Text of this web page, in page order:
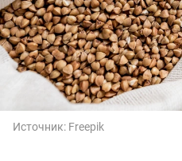
Источник: Freepik